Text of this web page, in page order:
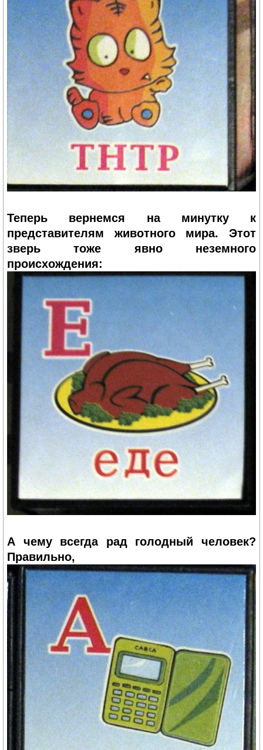
Теперь вернемся на минутку к
представителям животного мира. Этот
зверь тоже явно неземного
происхождения:
А чему всегда рад голодный человек?
Правильно,